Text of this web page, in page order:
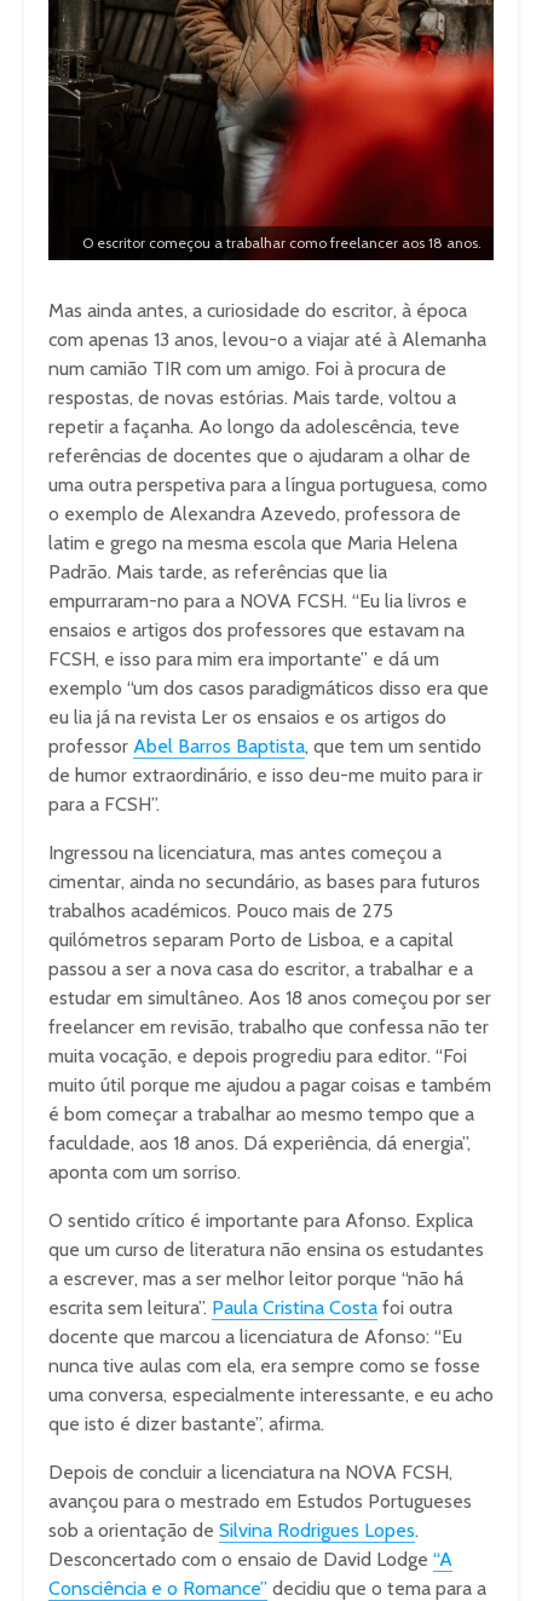
O escritor começou a trabalhar como freelancer aos 18 anos.
Mas ainda antes, a curiosidade do escritor, à época
com apenas 13 anos, levou-o a viajar até à Alemanha
num camião TIR com um amigo. Foi à procura de
respostas, de novas estórias. Mais tarde, voltou a
repetir a façanha. Ao longo da adolescência, teve
referências de docentes que o ajudaram a olhar de
uma outra perspetiva para a língua portuguesa, como
o exemplo de Alexandra Azevedo, professora de
latim e grego na mesma escola que Maria Helena
Padrão. Mais tarde, as referências que lia
empurraram-no para a NOVA FCSH. “Eu lia livros e
ensaios e artigos dos professores que estavam na
FCSH, e isso para mim era importante” e dá um
exemplo “um dos casos paradigmáticos disso era que
eu lia já na revista Ler os ensaios e os artigos do
professor Abel Barros Baptista, que tem um sentido
de humor extraordinário, e isso deu-me muito para ir
para a FCSH”.
Ingressou na licenciatura, mas antes começou a
cimentar, ainda no secundário, as bases para futuros
trabalhos académicos. Pouco mais de 275
quilómetros separam Porto de Lisboa, e a capital
passou a ser a nova casa do escritor, a trabalhar e a
estudar em simultâneo. Aos 18 anos começou por ser
freelancer em revisão, trabalho que confessa não ter
muita vocação, e depois progrediu para editor. “Foi
muito útil porque me ajudou a pagar coisas e também
é bom começar a trabalhar ao mesmo tempo que a
faculdade, aos 18 anos. Dá experiência, dá energia”,
aponta com um sorriso.
O sentido crítico é importante para Afonso. Explica
que um curso de literatura não ensina os estudantes
a escrever, mas a ser melhor leitor porque “não há
escrita sem leitura”. Paula Cristina Costa foi outra
docente que marcou a licenciatura de Afonso: “Eu
nunca tive aulas com ela, era sempre como se fosse
uma conversa, especialmente interessante, e eu acho
que isto é dizer bastante”, afirma.
Depois de concluir a licenciatura na NOVA FCSH,
avançou para o mestrado em Estudos Portugueses
sob a orientação de Silvina Rodrigues Lopes.
Desconcertado com o ensaio de David Lodge “A
Consciência e o Romance” decidiu que o tema para a